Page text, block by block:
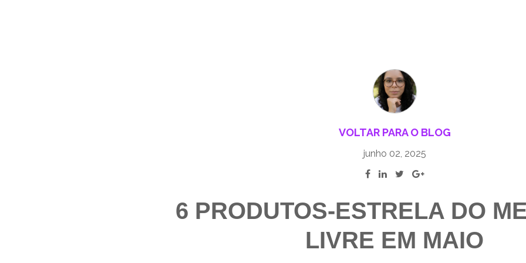
VOLTAR PARA O BLOG
junho 02, 2025
6 PRODUTOS-ESTRELA DO
LIVRE EM MAIO